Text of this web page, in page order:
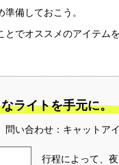
備しておこう。
でオススメのアイテム
ライトを手元に。
問い合わせ：キャットア
行程によって、